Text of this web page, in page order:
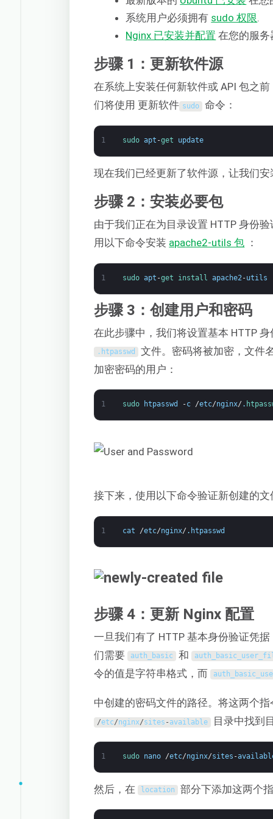
系统用户必须拥有 sudo 权限.
Nginx 已安装并配置 在您的服务
步骤 1：更新软件源
在系统上安装任何新软件或 API 包之
们将使用 更新软件 sudo 命令：
1 sudo apt -get update
现在我们已经更新了软件源，让我们
步骤 2：安装必要包
由于我们正在为目录设置 HTTP 身份
用以下命令安装 apache2-utils 包 ：
1 sudo apt -get install apache2 -utils
步骤 3：创建用户和密码
在此步骤中，我们将设置基本 HTTP
. htpasswd 文件。密码将被加密，文件
加密密码的用户：
1 sudo htpasswd -c /etc/nginx/ .
接下来，使用以下命令验证新创建的文
1 cat /etc/nginx/ . htpasswd
步骤 4：更新 Nginx 配置
一旦我们有了 HTTP 基本身份验证凭
们需要 auth_basic 和
令的值是字符串格式，而
中创建的密码文件的路径。将这两个
/etc/nginx/sites - available 目录中找到
1 sudo nano /etc/nginx/sites -
然后，在 location 部分下添加这两个